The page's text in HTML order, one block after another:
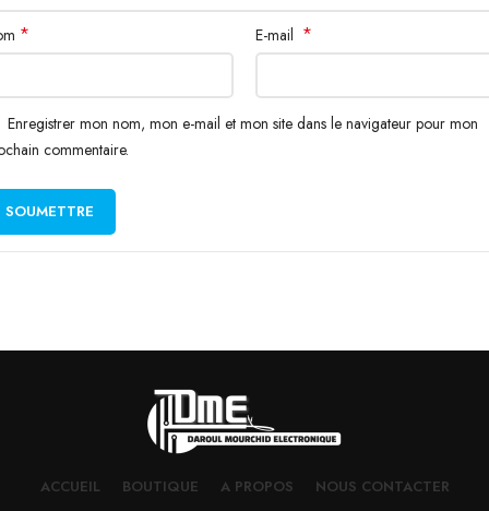
* E-mail *
Enregistrer mon nom, mon e-mail et mon site dans le navigateur pour mon
commentaire.
ACCUEIL BOUTIQUE A PROPOS NOUS CONTACTER